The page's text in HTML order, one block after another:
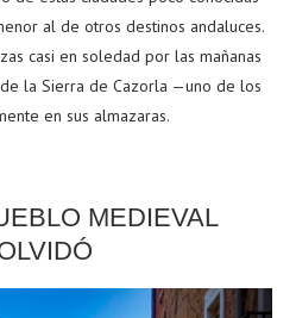
al de otros destinos andaluces.
casi en soledad por las mañanas
la Sierra de Cazorla —uno de los
en sus almazaras.
MEDIEVAL